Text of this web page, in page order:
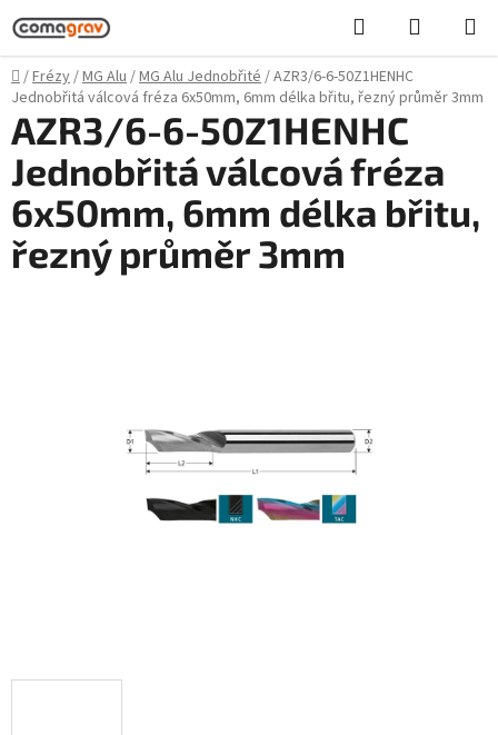
Přejít
na
obsah
Hledat
KOŠÍK
Domů
/Frézy/MG Alu/MG Alu Jednobřité/AZR3/6-6-50Z1HENHC
Jednobřitá válcová fréza 6x50mm, 6mm délka břitu, řezný průměr 3mm
AZR3/6-6-50Z1HENHC
Jednobřitá válcová fréza
6x50mm, 6mm délka břitu,
řezný průměr 3mm